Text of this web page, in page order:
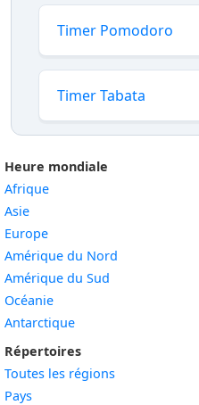
Timer Pomodoro
Timer Tabata
Heure mondiale
Afrique
Asie
Europe
Amérique du Nord
Amérique du Sud
Océanie
Antarctique
Répertoires
Toutes les régions
Pays